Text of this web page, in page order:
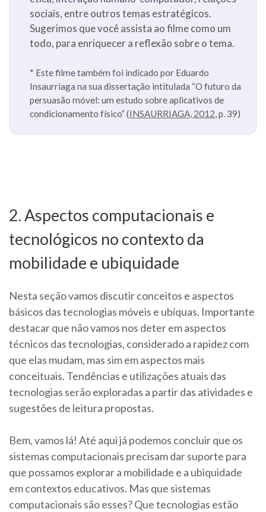
sociais, entre outros temas estratégicos.
Sugerimos que você assista ao filme como um
todo, para enriquecer a reflexão sobre o tema.
* Este filme também foi indicado por Eduardo
Insaurriaga na sua dissertação intitulada “O futuro da
persuasão móvel: um estudo sobre aplicativos de
condicionamento físico” (INSAURRIAGA, 2012, p. 39)
2. Aspectos computacionais e
tecnológicos no contexto da
mobilidade e ubiquidade
Nesta seção vamos discutir conceitos e aspectos
básicos das tecnologias móveis e ubíquas. Importante
destacar que não vamos nos deter em aspectos
técnicos das tecnologias, considerado a rapidez com
que elas mudam, mas sim em aspectos mais
conceituais. Tendências e utilizações atuais das
tecnologias serão exploradas a partir das atividades e
sugestões de leitura propostas.
Bem, vamos lá! Até aqui já podemos concluir que os
sistemas computacionais precisam dar suporte para
que possamos explorar a mobilidade e a ubiquidade
em contextos educativos. Mas que sistemas
computacionais são esses? Que tecnologias estão